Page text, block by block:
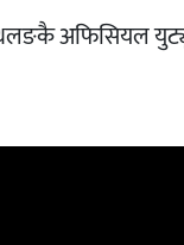
अफिसियल